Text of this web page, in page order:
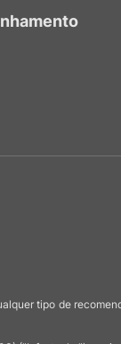
tipo de